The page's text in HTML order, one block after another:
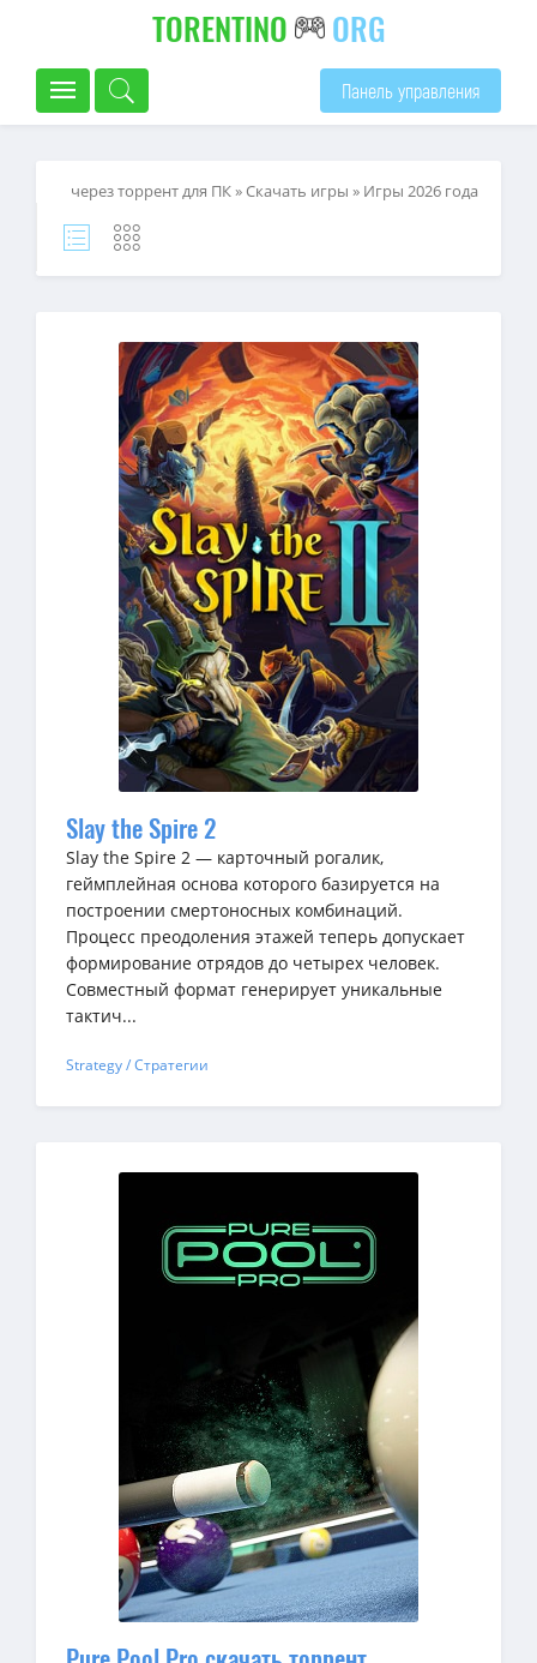
TORENTINO ORG
Панель управления
через торрент для ПК»Скачать игры » Игры 2026 года
Slay the Spire 2
Slay the Spire 2 — карточный рогалик,
геймплейная основа которого базируется на
построении смертоносных комбинаций.
Процесс преодоления этажей теперь допускает
формирование отрядов до четырех человек.
Совместный формат генерирует уникальные
тактич...
Strategy / Стратегии